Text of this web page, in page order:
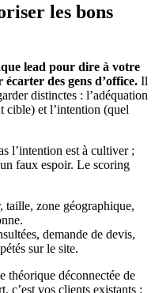
les bons
lead pour dire à votre
des gens d’office. Il
distinctes : l’adéquation
cible) et l’intention (quel
l’intention est à cultiver ;
faux espoir. Le scoring
taille, zone géographique,
demande de devis,
sur le site.
théorique déconnectée de
c’est vos clients existants :